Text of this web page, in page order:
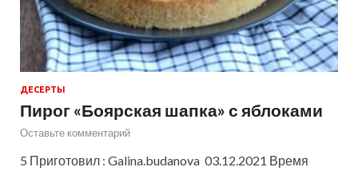
ДЕСЕРТЫ
Пирог «Боярская шапка» с яблоками
Оставьте комментарий
5 Приготовил : Galina.budanova 03.12.2021 Время